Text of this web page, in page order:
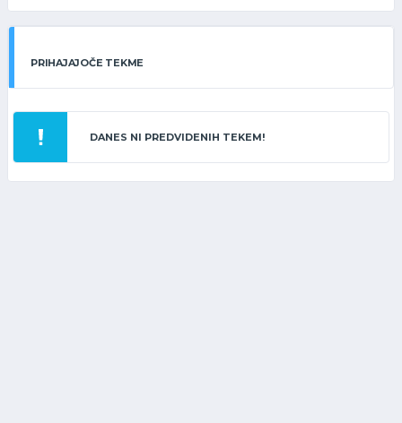
PRIHAJAJOČE TEKME
DANES NI PREDVIDENIH TEKEM!